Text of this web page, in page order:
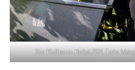
Tina Pfaffmann, Herbst 2021, Ernte,